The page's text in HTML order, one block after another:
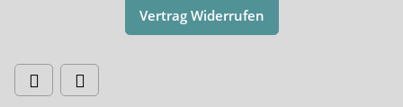
Vertrag Widerrufen